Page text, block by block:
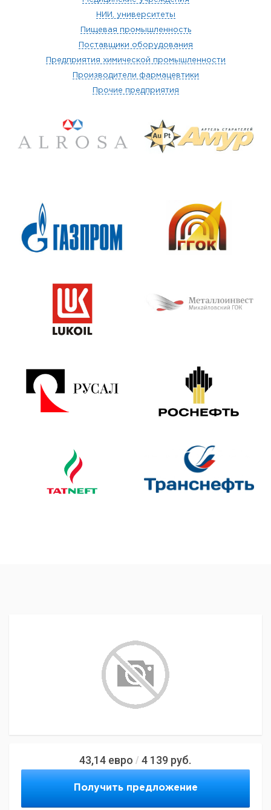
НИИ, университеты
Пищевая промышленность
Поставщики оборудования
Предприятия химической промышленности
Производители фармацевтики
Прочие предприятия
43,14 евро / 4 139 руб.
Получить предложение